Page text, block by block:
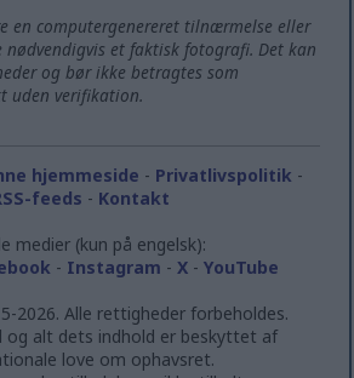
en computergenereret tilnærmelse eller
et faktisk fotografi. Det kan
og bør ikke betragtes som
uden verifikation.
hjemmeside - Privatlivspolitik -
feeds - Kontakt
medier (kun på engelsk):
- Instagram - X- YouTube
2026. Alle rettigheder forbeholdes.
og alt dets indhold er beskyttet af
love om ophavsret.